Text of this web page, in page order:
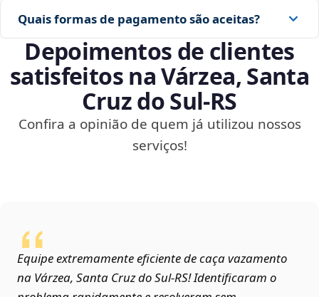
Quais formas de pagamento são aceitas?
Depoimentos de clientes
satisfeitos na Várzea, Santa
Cruz do Sul‑RS
Confira a opinião de quem já utilizou nossos
serviços!
Equipe extremamente eficiente de caça vazamento
na Várzea, Santa Cruz do Sul‑RS! Identificaram o